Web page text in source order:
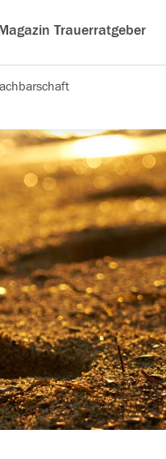
Trauerratgeber